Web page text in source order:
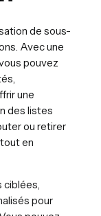
de sous-
Avec une
pouvez
une
des listes
ou retirer
en
ciblées,
pour